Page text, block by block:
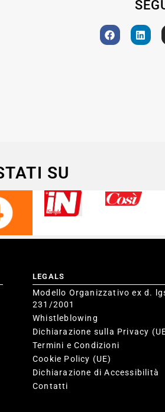
SU
LEGALS
Modello Organizzativo ex d.
231/2001
Whistleblowing
Dichiarazione sulla Privacy
Termini e Condizioni
Cookie Policy (UE)
Dichiarazione di Accessibilità
Contatti